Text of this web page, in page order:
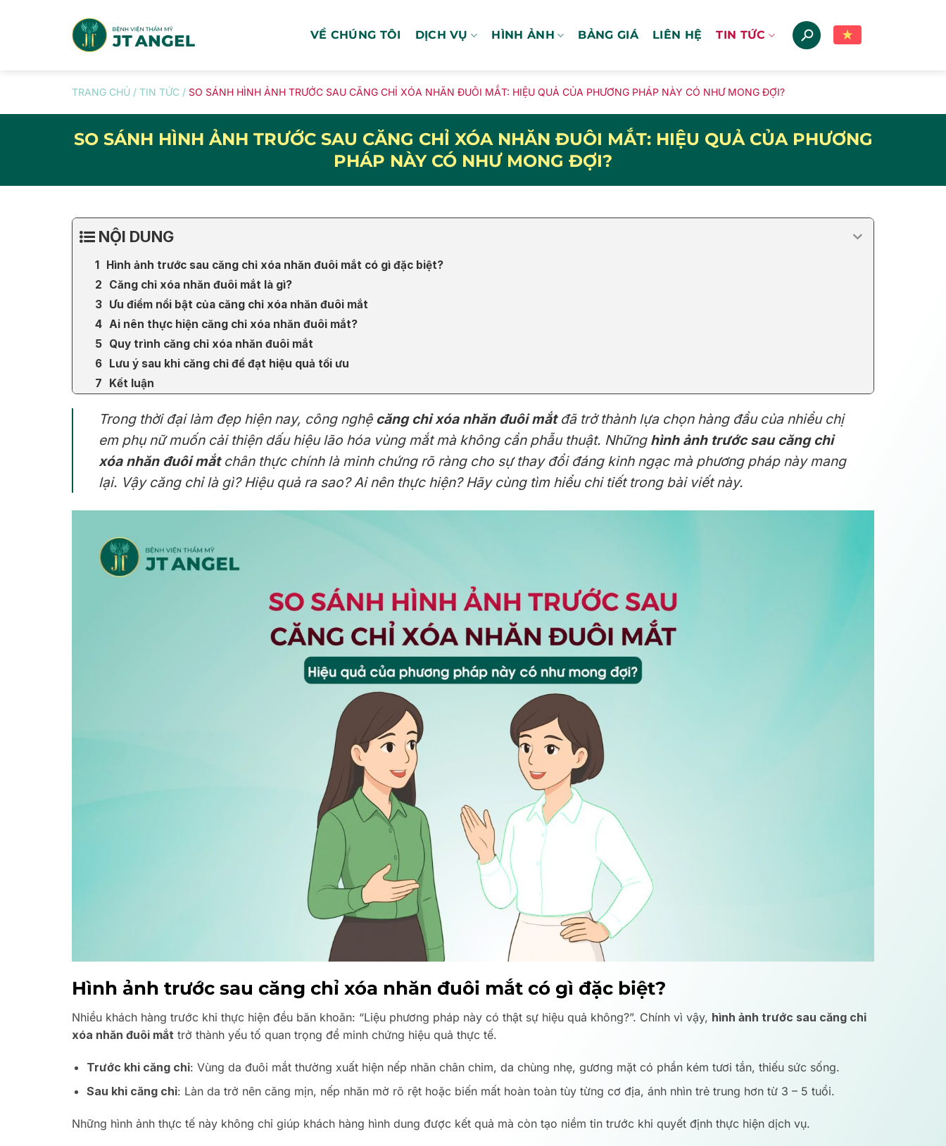
VỀ CHÚNG TÔI DỊCH VỤ HÌNH ẢNH BẢNG GIÁ LIÊN HỆ TIN TỨC
TRANG CHỦ / TIN TỨC / SO SÁNH HÌNH ẢNH TRƯỚC SAU CĂNG CHỈ XÓA NHĂN ĐUÔI MẮT: HIỆU QUẢ CỦA PHƯƠNG PHÁP NÀY CÓ NHƯ MONG ĐỢI?
SO SÁNH HÌNH ẢNH TRƯỚC SAU CĂNG CHỈ XÓA NHĂN ĐUÔI MẮT: HIỆU QUẢ CỦA PHƯƠNG
PHÁP NÀY CÓ NHƯ MONG ĐỢI?
NỘI DUNG
Hình ảnh trước sau căng chỉ xóa nhăn đuôi mắt có gì đặc biệt?
Căng chỉ xóa nhăn đuôi mắt là gì?
Ưu điểm nổi bật của căng chỉ xóa nhăn đuôi mắt
Ai nên thực hiện căng chỉ xóa nhăn đuôi mắt?
Quy trình căng chỉ xóa nhăn đuôi mắt
Lưu ý sau khi căng chỉ để đạt hiệu quả tối ưu
Kết luận
Trong thời đại làm đẹp hiện nay, công nghệ căng chỉ xóa nhăn đuôi mắtđã trở thành lựa chọn hàng đầu của nhiều chị
em phụ nữ muốn cải thiện dấu hiệu lão hóa vùng mắt mà không cần phẫu thuật. Những hình ảnh trước sau căng chỉ
xóa nhăn đuôi mắtchân thực chính là minh chứng rõ ràng cho sự thay đổi đáng kinh ngạc mà phương pháp này mang
lại. Vậy căng chỉ là gì? Hiệu quả ra sao? Ai nên thực hiện? Hãy cùng tìm hiểu chi tiết trong bài viết này.
Hình ảnh trước sau căng chỉ xóa nhăn đuôi mắt có gì đặc biệt?
Nhiều khách hàng trước khi thực hiện đều băn khoăn: “Liệu phương pháp này có thật sự hiệu quả không?”. Chính vì vậy, hình ảnh trước sau căng chỉ
xóa nhăn đuôi mắt trở thành yếu tố quan trọng để minh chứng hiệu quả thực tế.
Trước khi căng chỉ: Vùng da đuôi mắt thường xuất hiện nếp nhăn chân chim, da chùng nhẹ, gương mặt có phần kém tươi tắn, thiếu sức sống.
Sau khi căng chỉ: Làn da trở nên căng mịn, nếp nhăn mờ rõ rệt hoặc biến mất hoàn toàn tùy từng cơ địa, ánh nhìn trẻ trung hơn từ 3 – 5 tuổi.
Những hình ảnh thực tế này không chỉ giúp khách hàng hình dung được kết quả mà còn tạo niềm tin trước khi quyết định thực hiện dịch vụ.